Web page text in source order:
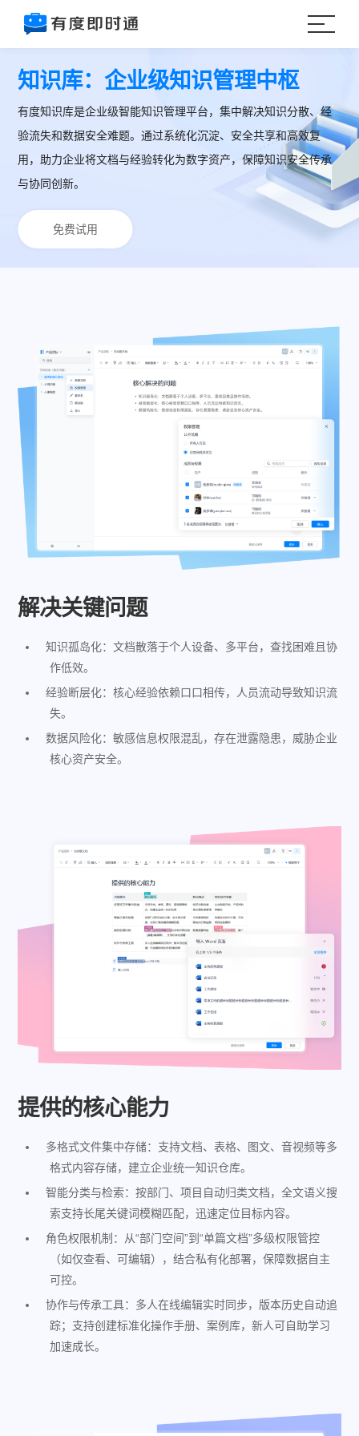
知识库：企业级知识管理中枢
有度知识库是企业级智能知识管理平台，集中解决知识分散、经
验流失和数据安全难题。通过系统化沉淀、安全共享和高效复
用，助力企业将文档与经验转化为数字资产，保障知识安全传承
与协同创新。
免费试用
解决关键问题​
知识孤岛化：文档散落于个人设备、多平台，查找困难且协
作低效。
经验断层化：核心经验依赖口口相传，人员流动导致知识流
失。
数据风险化：敏感信息权限混乱，存在泄露隐患，威胁企业
核心资产安全。
提供的核心能力​​
多格式文件集中存储：支持文档、表格、图文、音视频等多
格式内容存储，建立企业统一知识仓库。
智能分类与检索：按部门、项目自动归类文档，全文语义搜
索支持长尾关键词模糊匹配，迅速定位目标内容。
角色权限机制：从“部门空间”到“单篇文档”多级权限管控
（如仅查看、可编辑），结合私有化部署，保障数据自主
可控。
协作与传承工具：多人在线编辑实时同步，版本历史自动追
踪；支持创建标准化操作手册、案例库，新人可自助学习
加速成长。